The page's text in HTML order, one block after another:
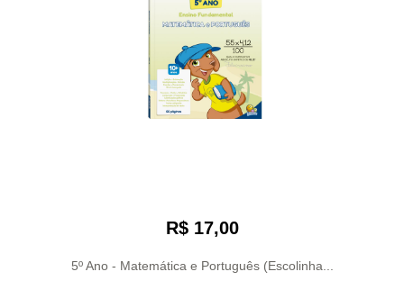
R$ 17,00
5º Ano - Matemática e Português (Escolinha...